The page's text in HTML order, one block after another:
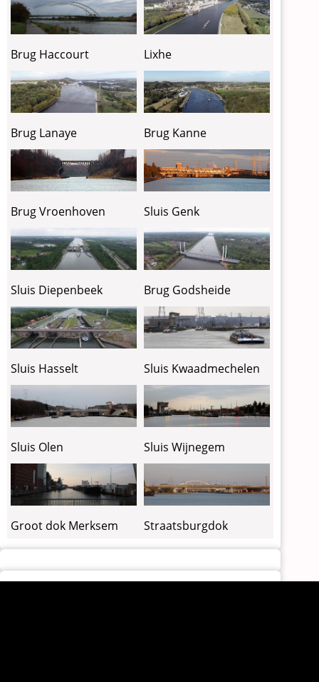
Brug Haccourt Lixhe
Brug Lanaye Brug Kanne
Brug Vroenhoven Sluis Genk
Sluis Diepenbeek Brug Godsheide
Sluis Hasselt Sluis Kwaadmechelen
Sluis Olen Sluis Wijnegem
Groot dok Merksem Straatsburgdok